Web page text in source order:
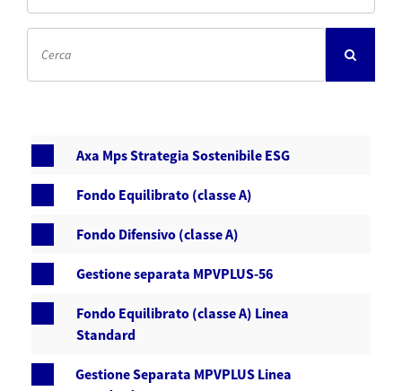
Axa Mps Strategia Sostenibile ESG
Fondo Equilibrato (classe A)
Fondo Difensivo (classe A)
Gestione separata MPVPLUS-56
Fondo Equilibrato (classe A) Linea
Standard
Gestione Separata MPVPLUS Linea